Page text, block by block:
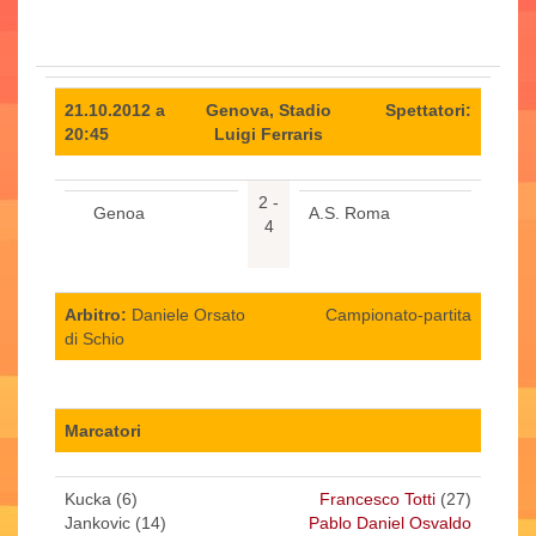
21.10.2012 a
20:45
Genova, Stadio
Luigi Ferraris
Spettatori:
Genoa
2 -
4
A.S. Roma
Arbitro: Daniele Orsato
di Schio
Campionato-partita
Marcatori
Kucka (6)
Jankovic (14)
Francesco Totti (27)
Pablo Daniel Osvaldo